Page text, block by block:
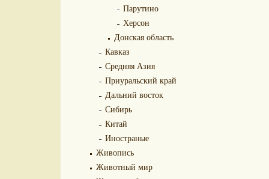
Парутино
Херсон
Донская область
Кавказ
Средняя Азия
Приуральский край
Дальний восток
Сибирь
Китай
Иностраные
Живопись
Животный мир